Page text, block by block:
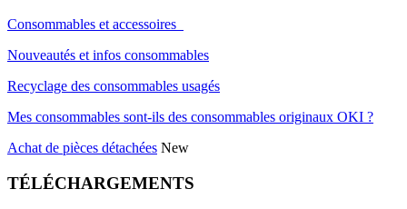
Consommables et accessoires
Nouveautés et infos consommables
Recyclage des consommables usagés
Mes consommables sont-ils des consommables originaux OKI ?
Achat de pièces détachées New
TÉLÉCHARGEMENTS